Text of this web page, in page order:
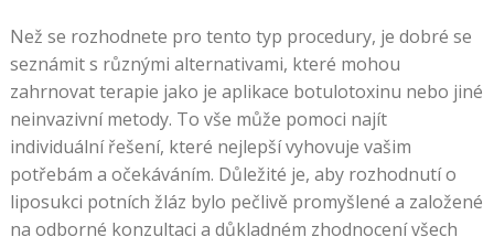
Než se rozhodnete pro tento typ procedury, je dobré se
seznámit s různými alternativami, které mohou
zahrnovat terapie jako je aplikace botulotoxinu nebo jiné
neinvazivní metody. To vše může pomoci najít
individuální řešení, které nejlepší vyhovuje vašim
potřebám a očekáváním. Důležité je, aby rozhodnutí o
liposukci potních žláz bylo pečlivě promyšlené a založené
na odborné konzultaci a důkladném zhodnocení všech